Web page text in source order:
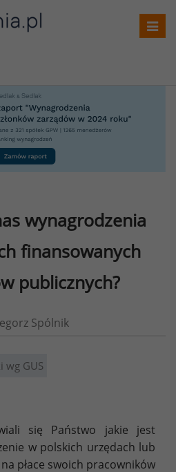
wynagrodzenia
finansowanych
publicznych?
Spólnik
wg GUS
się Państwo jakie jest
w polskich urzędach lub
płace swoich pracowników